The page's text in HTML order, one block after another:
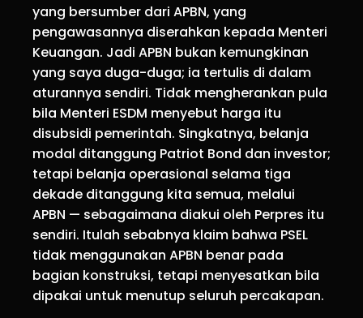
yang bersumber dari APBN, yang
pengawasannya diserahkan kepada Menteri
Keuangan. Jadi APBN bukan kemungkinan
yang saya duga-duga; ia tertulis di dalam
aturannya sendiri. Tidak mengherankan pula
bila Menteri ESDM menyebut harga itu
disubsidi pemerintah. Singkatnya, belanja
modal ditanggung Patriot Bond dan investor;
tetapi belanja operasional selama tiga
dekade ditanggung kita semua, melalui
APBN — sebagaimana diakui oleh Perpres itu
sendiri. Itulah sebabnya klaim bahwa PSEL
tidak menggunakan APBN benar pada
bagian konstruksi, tetapi menyesatkan bila
dipakai untuk menutup seluruh percakapan.